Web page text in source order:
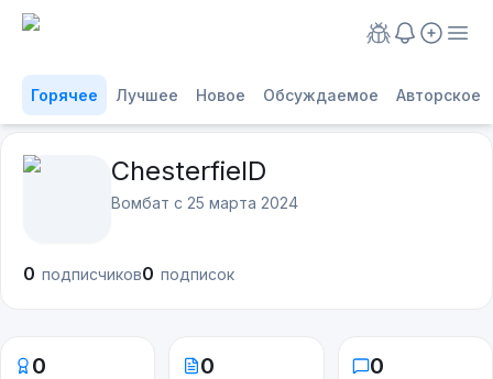
Горячее Лучшее Новое Обсуждаемое Авторское
ChesterfielD
Вомбат с 25 марта 2024
0 подписчиков0 подписок
0 0 0